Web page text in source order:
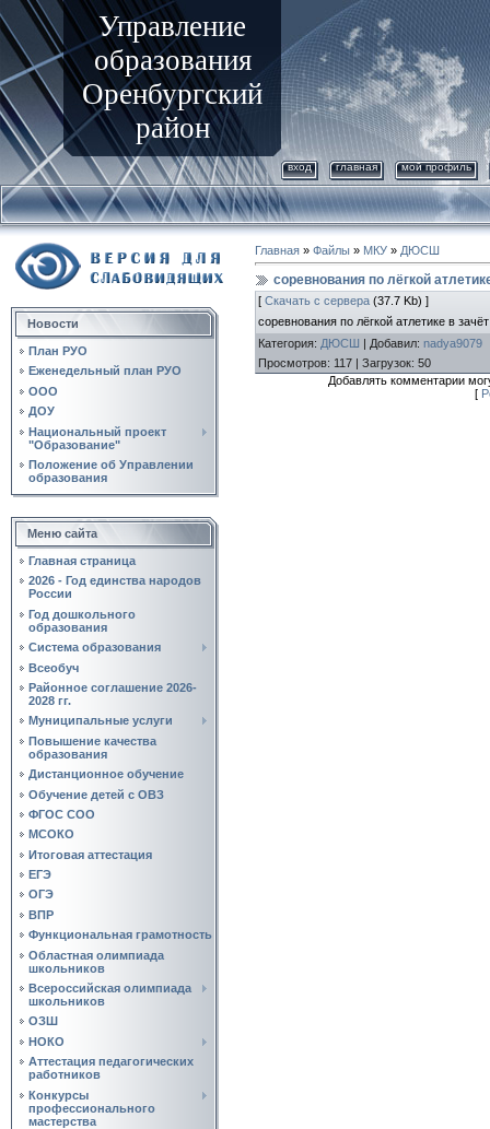
Управление
образования
Оренбургский
район
вход главная мой профиль
Новости
План РУО
Еженедельный план РУО
ООО
ДОУ
Национальный проект
"Образование"
Положение об Управлении
образования
Меню сайта
Главная страница
2026 - Год единства народов
России
Год дошкольного
образования
Система образования
Всеобуч
Районное соглашение 2026-
2028 гг.
Муниципальные услуги
Повышение качества
образования
Дистанционное обучение
Обучение детей с ОВЗ
ФГОС СОО
МСОКО
Итоговая аттестация
ЕГЭ
ОГЭ
ВПР
Функциональная грамотность
Областная олимпиада
школьников
Всероссийская олимпиада
школьников
ОЗШ
НОКО
Аттестация педагогических
работников
Конкурсы
профессионального
мастерства
Главная » Файлы » МКУ » ДЮСШ
соревнования по лёгкой
[ Скачать с сервера (37.7 Kb) ]
соревнования по лёгкой атлетике в
Категория: ДЮСШ | Добавил: nadya9079
Просмотров: 117 | Загрузок: 50
Добавлять комментарии
[